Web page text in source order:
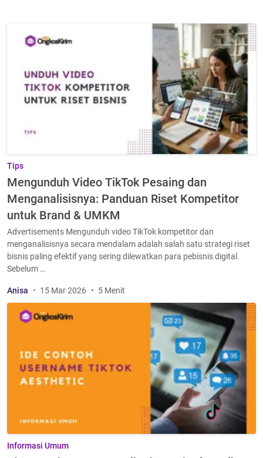
Tips
Mengunduh Video TikTok Pesaing dan
Menganalisisnya: Panduan Riset Kompetitor
untuk Brand & UMKM
Advertisements Mengunduh video TikTok kompetitor dan
menganalisisnya secara mendalam adalah salah satu strategi riset
bisnis paling efektif yang sering dilewatkan para pebisnis digital.
Sebelum …
Anisa 15 Mar 2026 5 Menit
Informasi Umum